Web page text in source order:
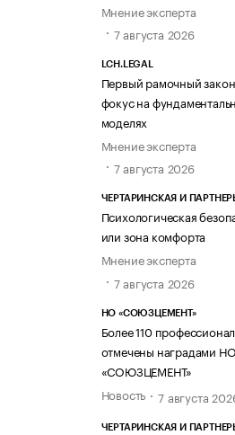
Мнение эксперта
7 августа 2026
LCH.LEGAL
Первый рамочный
фокус на
моделях
Мнение эксперта
7 августа 2026
ЧЕРТАРИНСКАЯ И
Психологическая
или зона комфорта
Мнение эксперта
7 августа 2026
НО «СОЮЗЦЕМЕНТ»
Более 110
отмечены наградами НО
«СОЮЗЦЕМЕНТ»
Новость
7 августа
ЧЕРТАРИНСКАЯ И